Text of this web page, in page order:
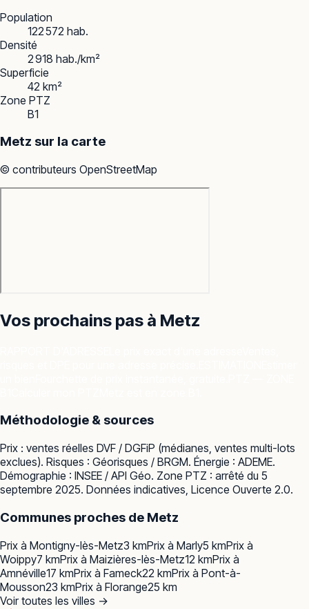
Population
122 572 hab.
Densité
2 918 hab./km²
Superficie
42 km²
Zone PTZ
B1
Metz sur la carte
© contributeurs OpenStreetMap
Vos prochains pas à Metz
Méthodologie & sources
Prix : ventes réelles DVF / DGFiP (médianes, ventes multi-lots
exclues). Risques : Géorisques / BRGM. Énergie : ADEME.
Démographie : INSEE / API Géo. Zone PTZ : arrêté du 5
septembre 2025. Données indicatives, Licence Ouverte 2.0.
Communes proches de Metz
Prix à Montigny-lès-Metz3 kmPrix à Marly5 kmPrix à
Woippy7 kmPrix à Maizières-lès-Metz12 kmPrix à
Amnéville17 kmPrix à Fameck22 kmPrix à Pont-à-
Mousson23 kmPrix à Florange25 km
Voir toutes les villes →